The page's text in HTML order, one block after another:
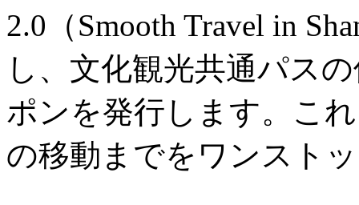
2.0（Smooth Travel in
し、文化観光共通パス
ポンを発行します。こ
の移動までをワンスト